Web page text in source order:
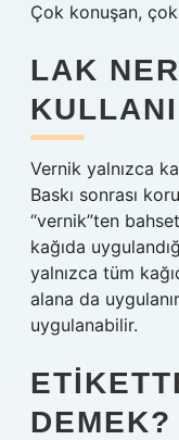
Çok konuşan,
LAK
Vernik yalnızca
Baskı sonrası
“vernik”ten
kağıda
yalnızca tüm
alana da
uygulanabilir.
DEMEK?